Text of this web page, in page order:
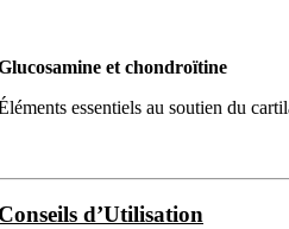
et chondroïtine
essentiels au soutien du
d’Utilisation